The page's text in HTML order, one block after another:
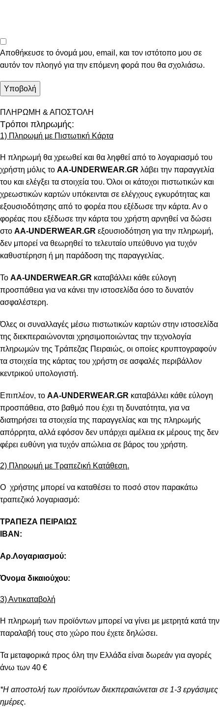
Αποθήκευσε το όνομά μου, email, και τον ιστότοπο μου σε
αυτόν τον πλοηγό για την επόμενη φορά που θα σχολιάσω.
ΠΛΗΡΩΜΗ & ΑΠΟΣΤΟΛΗ
Τρόποι πληρωμής:
1) Πληρωμή με Πιστωτική Κάρτα
Η πληρωμή θα χρεωθεί και θα ληφθεί από το λογαριασμό του
χρήστη μόλις το AA-UNDERWEAR.GR λάβει την παραγγελία
του και ελέγξει τα στοιχεία του. Όλοι οι κάτοχοι πιστωτικών και
χρεωστικών καρτών υπόκεινται σε ελέγχους εγκυρότητας και
εξουσιοδότησης από το φορέα που εξέδωσε την κάρτα. Αν ο
φορέας που εξέδωσε την κάρτα του χρήστη αρνηθεί να δώσει
στο AA-UNDERWEAR.GR εξουσιοδότηση για την πληρωμή,
δεν μπορεί να θεωρηθεί το τελευταίο υπεύθυνο για τυχόν
καθυστέρηση ή μη παράδοση της παραγγελίας.
Το AA-UNDERWEAR.GR καταβάλλει κάθε εύλογη
προσπάθεια για να κάνει την ιστοσελίδα όσο το δυνατόν
ασφαλέστερη.
Όλες οι συναλλαγές μέσω πιστωτικών καρτών στην ιστοσελίδα
της διεκπεραιώνονται χρησιμοποιώντας την τεχνολογία
πληρωμών της Τράπεζας Πειραιώς, οι οποίες κρυπτογραφούν
τα στοιχεία της κάρτας του χρήστη σε ασφαλές περιβάλλον
κεντρικού υπολογιστή.
Επιπλέον, το AA-UNDERWEAR.GR καταβάλλει κάθε εύλογη
προσπάθεια, στο βαθμό που έχει τη δυνατότητα, για να
διατηρήσει τα στοιχεία της παραγγελίας και της πληρωμής
απόρρητα, αλλά εφόσον δεν υπάρχει αμέλεια εκ μέρους της δεν
φέρει ευθύνη για τυχόν απώλεια σε βάρος του χρήστη.
2) Πληρωμή με Τραπεζική Κατάθεση.
Ο χρήστης μπορεί να καταθέσει το ποσό στον παρακάτω
τραπεζικό λογαριασμό:
ΤΡΑΠΕΖΑ ΠΕΙΡΑΙΩΣ
IBAN:
Αρ.Λογαριασμού:
Όνομα δικαιούχου:
3) Αντικαταβολή
Η πληρωμή των προϊόντων μπορεί να γίνει με μετρητά κατά την
παραλαβή τους στο χώρο που έχετε δηλώσει.
Τα μεταφορικά προς όλη την Ελλάδα είναι δωρεάν για αγορές
άνω των 40 €
*Η αποστολή των προϊόντων διεκπεραιώνεται σε 1-3 εργάσιμες
ημέρες.